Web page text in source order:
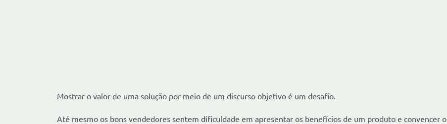
Mostrar o valor de uma solução por meio de um discurso objetivo é um desafio.
Até mesmo os bons vendedores sentem dificuldade em apresentar os benefícios de um produto e convencer o